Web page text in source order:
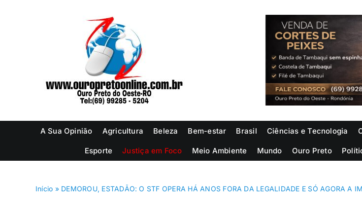
A Sua Opinião Agricultura Beleza Bem-estar Brasil Ciências e Tecnologia
Esporte Justiça em Foco Meio Ambiente Mundo Ouro Preto
Início » DEMOROU, ESTADÃO: O STF OPERA HÁ ANOS FORA DA LEGALIDADE E SÓ AGORA A